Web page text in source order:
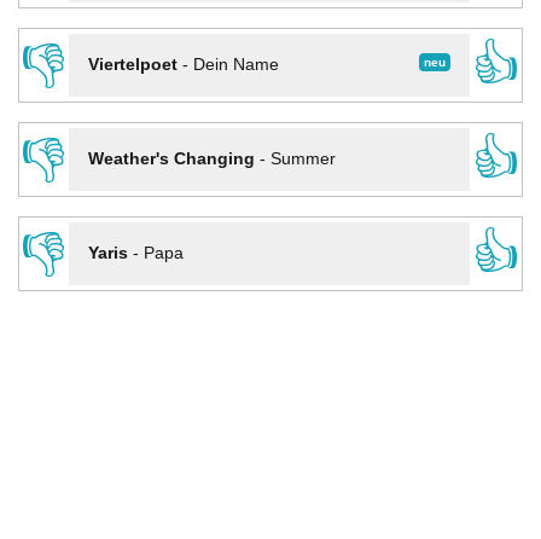
👎
neu
Viertelpoet- Dein Name
👍
👎
Weather's Changing - Summer
👍
👎
Yaris- Papa 👍